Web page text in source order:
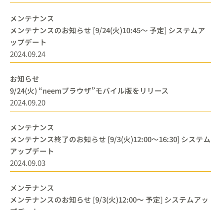
メンテナンス
メンテナンスのお知らせ [9/24(火)10:45～ 予定] システムア
ップデート
2024.09.24
お知らせ
9/24(火) “neemブラウザ”モバイル版をリリース
2024.09.20
メンテナンス
メンテナンス終了のお知らせ [9/3(火)12:00～16:30] システム
アップデート
2024.09.03
メンテナンス
メンテナンスのお知らせ [9/3(火)12:00～ 予定] システムアッ